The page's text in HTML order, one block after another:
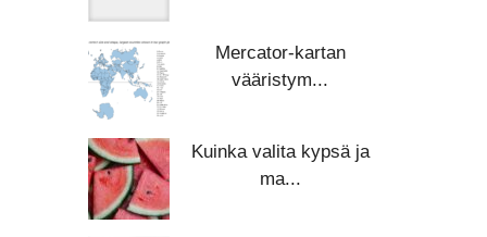
Mercator-kartan
vääristym...
Kuinka valita kypsä ja
ma...